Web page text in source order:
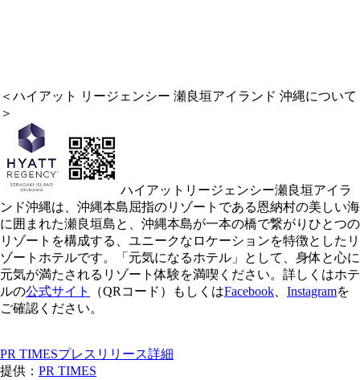
＜ハイアット リージェンシー 瀬良垣アイランド 沖縄について
＞
ハイアットリージェンシー瀬良垣アイラ
ンド沖縄は、沖縄本島屈指のリゾートである恩納村の美しい海
に囲まれた瀬良垣島と、沖縄本島が一本の橋で繋がりひとつの
リゾートを構成する、ユニークなロケーションを特徴としたリ
ゾートホテルです。「元気になるホテル」として、身体と心に
元気が満たされるリゾート体験を満喫ください。詳しくはホテ
ルの公式サイト （QRコード）もしくはFacebook Instagramを
ご確認ください。
PR TIMESプレスリリース詳細
提供： PR TIMES